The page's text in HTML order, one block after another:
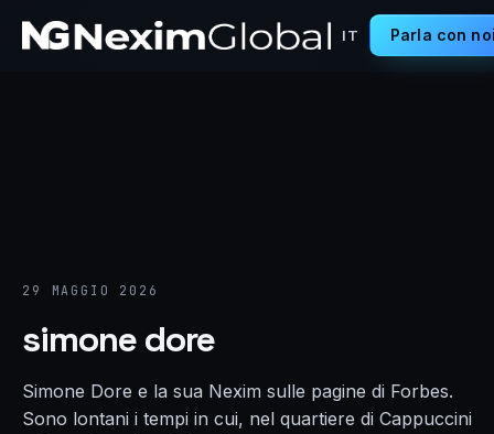
IT Parla con
29 MAGGIO 2026
simone dore
Simone Dore e la sua Nexim sulle pagine di Forbes.
Sono lontani i tempi in cui, nel quartiere di Cappuccini